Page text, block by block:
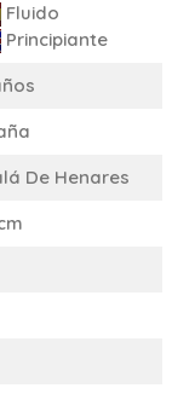
Fluido
Principiante
De Henares